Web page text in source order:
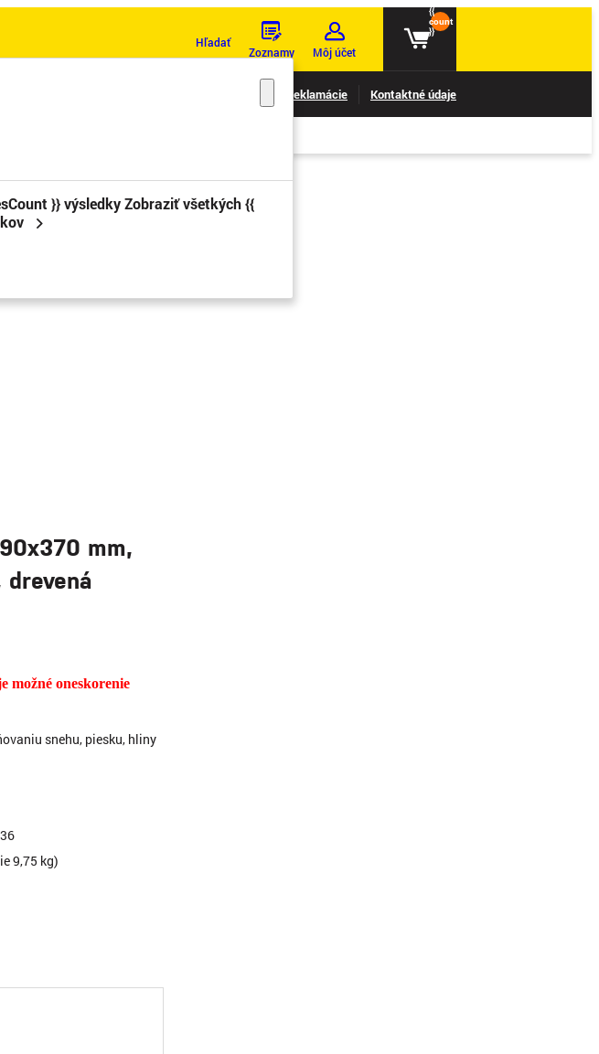
}} výsledky Zobraziť všetkých {{
Hľadať
Zoznamy Môj účet
{{
count
}}
Reklamácie Kontaktné údaje
mm,
možné oneskorenie
snehu, piesku, hliny
9,75 kg)